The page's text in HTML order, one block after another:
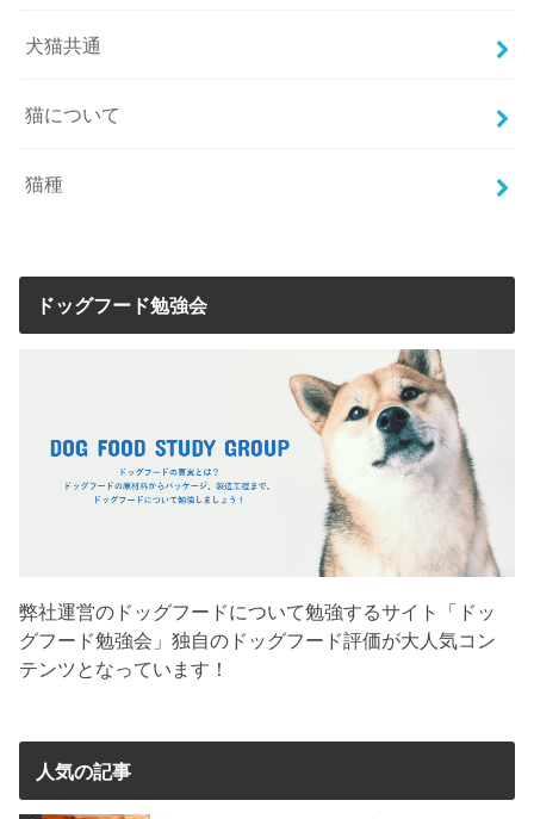
犬猫共通
猫について
猫種
ドッグフード勉強会
弊社運営のドッグフードについて勉強するサイト「ドッ
グフード勉強会」独自のドッグフード評価が大人気コン
テンツとなっています！
人気の記事